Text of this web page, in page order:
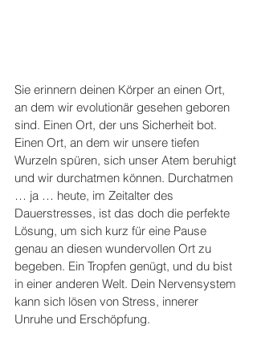
Sie erinnern deinen Körper an einen Ort,
an dem wir evolutionär gesehen geboren
sind. Einen Ort, der uns Sicherheit bot.
Einen Ort, an dem wir unsere tiefen
Wurzeln spüren, sich unser Atem beruhigt
und wir durchatmen können. Durchatmen
… ja … heute, im Zeitalter des
Dauerstresses, ist das doch die perfekte
Lösung, um sich kurz für eine Pause
genau an diesen wundervollen Ort zu
begeben. Ein Tropfen genügt, und du bist
in einer anderen Welt. Dein Nervensystem
kann sich lösen von Stress, innerer
Unruhe und Erschöpfung.